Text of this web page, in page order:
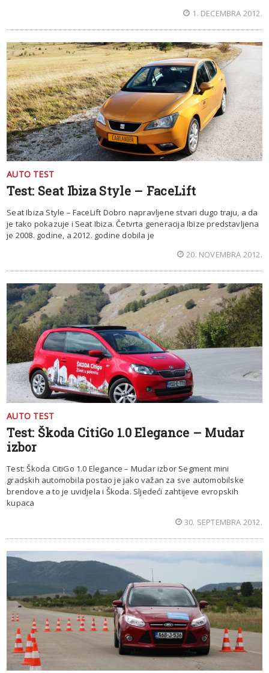
1. DECEMBRA 2012.
AUTO TEST
Test: Seat Ibiza Style – FaceLift
Seat Ibiza Style – FaceLift Dobro napravljene stvari dugo traju, a da
je tako pokazuje i Seat Ibiza. Četvrta generacija Ibize predstavljena
je 2008. godine, a 2012. godine dobila je
20. NOVEMBRA 2012.
AUTO TEST
Test: Škoda CitiGo 1.0 Elegance – Mudar
izbor
Test: Škoda CitiGo 1.0 Elegance – Mudar izbor Segment mini
gradskih automobila postao je jako važan za sve automobilske
brendove a to je uvidjela i Škoda. Sljedeći zahtijeve evropskih
kupaca
30. SEPTEMBRA 2012.